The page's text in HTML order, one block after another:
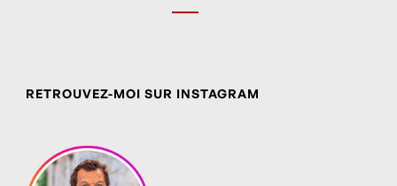
RETROUVEZ-MOI SUR INSTAGRAM